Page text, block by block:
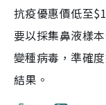
抗疫優惠價低至
要以採集鼻液樣
變種病毒，準確
結果。